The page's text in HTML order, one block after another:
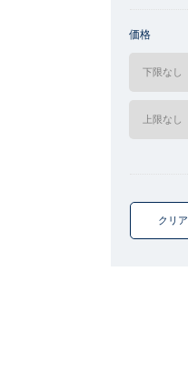
価格
クリア